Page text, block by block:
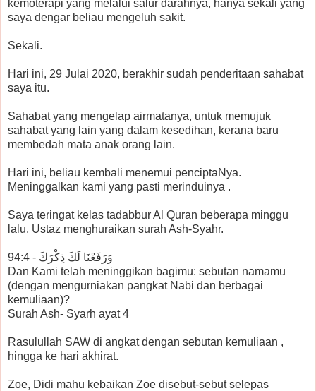
kemoterapi yang melalui salur darahnya, hanya sekali yang
saya dengar beliau mengeluh sakit.
Sekali.
Hari ini, 29 Julai 2020, berakhir sudah penderitaan sahabat
saya itu.
Sahabat yang mengelap airmatanya, untuk memujuk
sahabat yang lain yang dalam kesedihan, kerana baru
membedah mata anak orang lain.
Hari ini, beliau kembali menemui penciptaNya.
Meninggalkan kami yang pasti merinduinya .
Saya teringat kelas tadabbur Al Quran beberapa minggu
lalu. Ustaz menghuraikan surah Ash-Syahr.
وَرَفَعْنَا لَكَ ذِكْرَكَ - 94:4
Dan Kami telah meninggikan bagimu: sebutan namamu
(dengan mengurniakan pangkat Nabi dan berbagai
kemuliaan)?
Surah Ash- Syarh ayat 4
Rasulullah SAW di angkat dengan sebutan kemuliaan ,
hingga ke hari akhirat.
Zoe, Didi mahu kebaikan Zoe disebut-sebut selepas